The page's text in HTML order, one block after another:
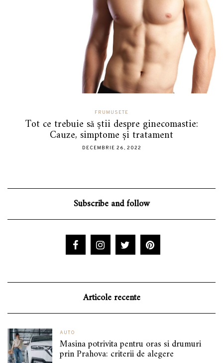
FRUMUSETE
Tot ce trebuie să știi despre ginecomastie:
Cauze, simptome și tratament
DECEMBRIE 26, 2022
Subscribe and follow
Articole recente
AUTO
Masina potrivita pentru oras si drumuri
prin Prahova: criterii de alegere